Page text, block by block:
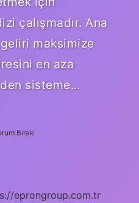
çalışmadır. Ana
maksimize
en aza
sisteme…
Bırak
eprongroup.com.tr